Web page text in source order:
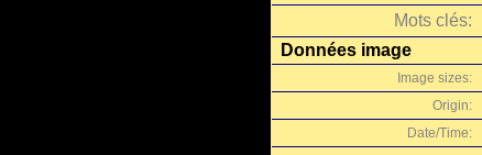
Mots clés:
Données image
Image sizes:
Origin:
Date/Time: